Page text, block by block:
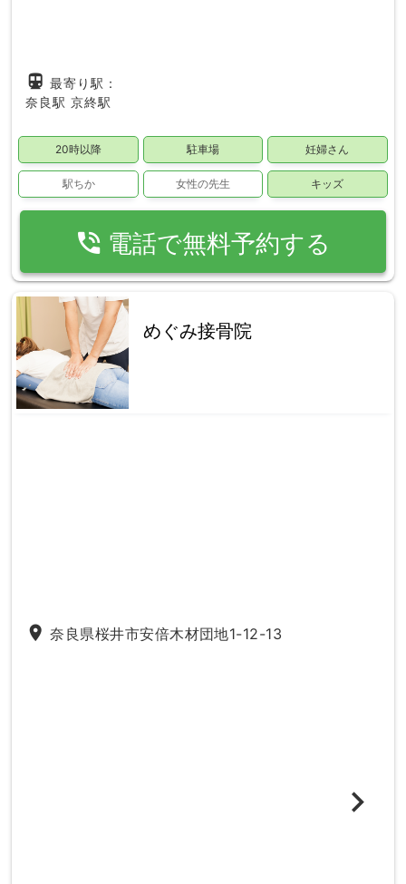
directions_subway 最寄り駅：
奈良駅 京終駅
20時以降 駐車場 妊婦さん
駅ちか 女性の先生 キッズ
phone_in_talk 電話で無料予約する
めぐみ接骨院
place 奈良県桜井市安倍木材団地1-12-13